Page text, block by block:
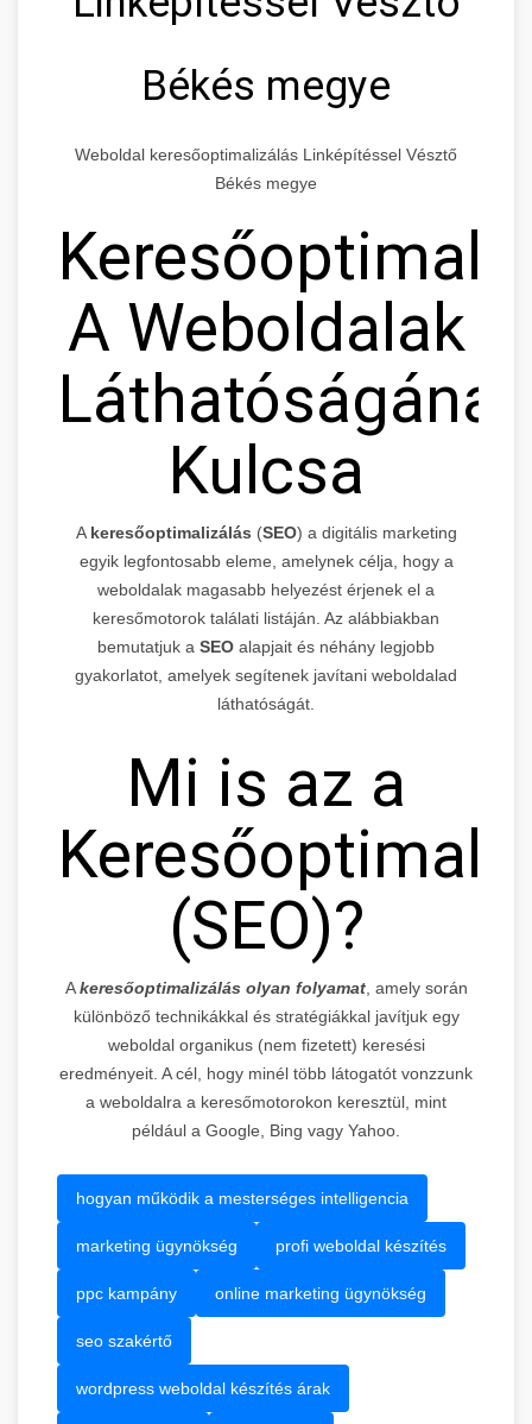
Békés megye
Weboldal keresőoptimalizálás Linképítéssel Vésztő
Békés megye
A Weboldalak
Láthatóságának
Kulcsa
A keresőoptimalizálás (SEO) a digitális marketing
egyik legfontosabb eleme, amelynek célja, hogy a
weboldalak magasabb helyezést érjenek el a
keresőmotorok találati listáján. Az alábbiakban
bemutatjuk a SEO alapjait és néhány legjobb
gyakorlatot, amelyek segítenek javítani weboldalad
láthatóságát.
Mi is az a
(SEO)?
Akeresőoptimalizálás olyan folyamat, amely során
különböző technikákkal és stratégiákkal javítjuk egy
weboldal organikus (nem fizetett) keresési
eredményeit. A cél, hogy minél több látogatót vonzzunk
a weboldalra a keresőmotorokon keresztül, mint
például a Google, Bing vagy Yahoo.
hogyan működik a mesterséges intelligencia
marketing ügynökség profi weboldal készítés
ppc kampány online marketing ügynökség
seo szakértő
wordpress weboldal készítés árak